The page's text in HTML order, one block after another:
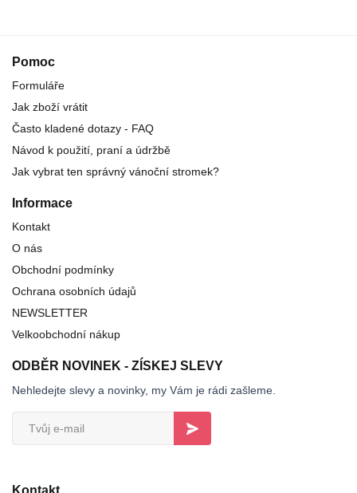
Pomoc
Formuláře
Jak zboží vrátit
Často kladené dotazy - FAQ
Návod k použití, praní a údržbě
Jak vybrat ten správný vánoční stromek?
Informace
Kontakt
O nás
Obchodní podmínky
Ochrana osobních údajů
NEWSLETTER
Velkoobchodní nákup
ODBĚR NOVINEK - ZÍSKEJ SLEVY
Nehledejte slevy a novinky, my Vám je rádi zašleme.
Kontakt